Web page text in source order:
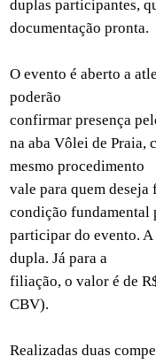
duplas participantes,
documentação pronta.
O evento é aberto a
poderão
confirmar presença
na aba Vôlei de Praia,
mesmo procedimento
vale para quem
condição fundamental
participar do evento.
dupla. Já para a
filiação, o valor é de
CBV).
Realizadas duas